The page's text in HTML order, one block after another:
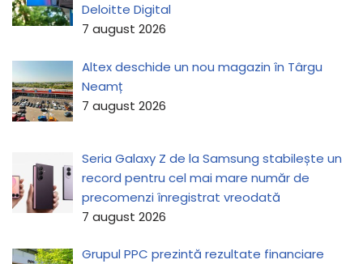
Deloitte Digital
7 august 2026
Altex deschide un nou magazin în Târgu
Neamț
7 august 2026
Seria Galaxy Z de la Samsung stabilește un
record pentru cel mai mare număr de
precomenzi înregistrat vreodată
7 august 2026
Grupul PPC prezintă rezultate financiare